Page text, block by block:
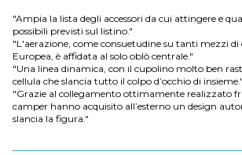
"Ampia la lista degli accessori da cui attingere e
possibili previsti sul listino."
"L'aerazione, come consuetudine su tanti mezzi di
Europea, è affidata al solo oblò centrale."
"Una linea dinamica, con il cupolino molto ben
cellula che slancia tutto il colpo d’occhio di insieme."
"Grazie al collegamento ottimamente realizzato
camper hanno acquisito all’esterno un design
slancia la figura."